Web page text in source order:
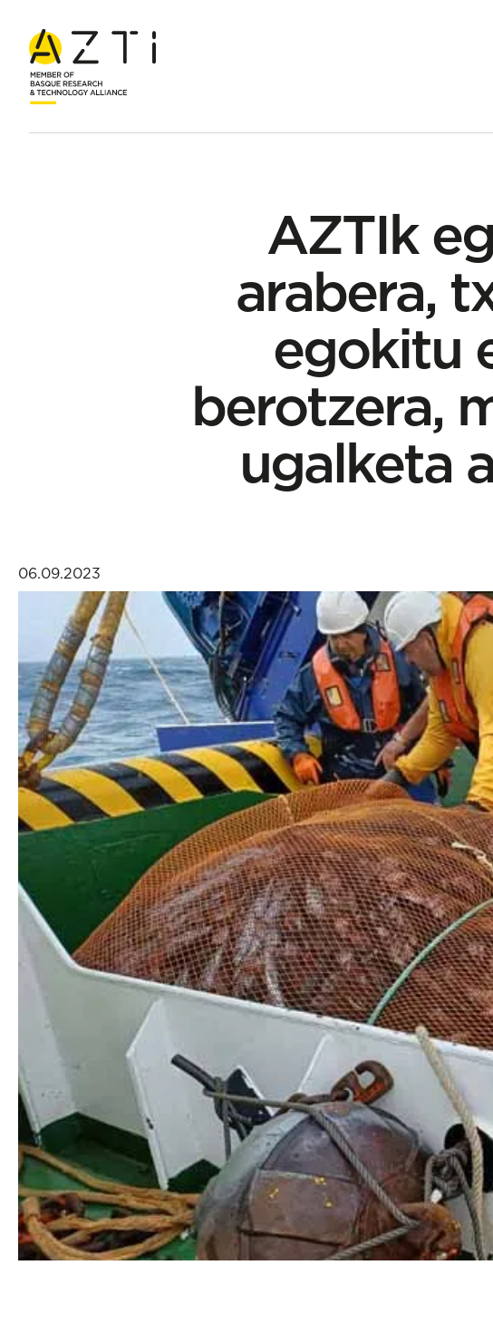
Hasiera Albisteak AZTIk egindako ikerketaren arabera, txitxarroa eta
AZTIk
arabera,
egokitu
berotzera,
ugalketa
06.09.2023